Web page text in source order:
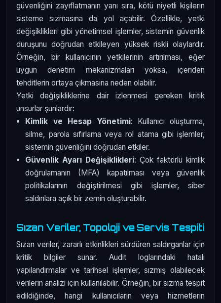
güvenliğini zayıflatmanın yanı sıra, kötü niyetli kişilerin
sisteme sızmasına da yol açabilir. Özellikle, yetki
değişiklikleri gibi yönetimsel işlemler, sistemin güvenlik
duruşunu doğrudan etkileyen yüksek riskli olaylardır.
Örneğin, bir kullanıcının yetkilerinin artırılması, eğer
uygun denetim mekanizmaları yoksa, içeriden
tehditlerin ortaya çıkmasına neden olabilir.
Yetki değişikliklerine dair izlenmesi gereken kritik
unsurlar şunlardır:
Kimlik ve Hesap Yönetimi: Kullanıcı oluşturma,
silme, parola sıfırlama veya rol atama gibi işlemler,
sistemin güvenliğini doğrudan etkiler.
Güvenlik Ayarı Değişiklikleri: Çok faktörlü kimlik
doğrulamanın (MFA) kapatılması veya güvenlik
politikalarının değiştirilmesi gibi işlemler, siber
saldırılara açık bir zemin oluşturabilir.
Sızan Veriler, Topoloji ve Servis Tespiti
Sızan veriler, zararlı etkinlikleri sürdüren saldırganlar için
kritik bilgiler sunar. Audit loglarındaki hatalı
yapılandırmalar ve tarihsel işlemler, sızmış olabilecek
verilerin analizi için kullanılabilir. Örneğin, bir sızma tespit
edildiğinde, hangi kullanıcıların veya hizmetlerin